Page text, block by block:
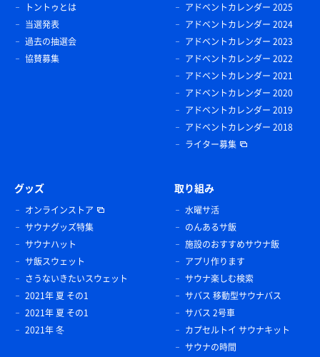
トントゥとは
当選発表
過去の抽選会
協賛募集
アドベントカレンダー 2025
アドベントカレンダー 2024
アドベントカレンダー 2023
アドベントカレンダー 2022
アドベントカレンダー 2021
アドベントカレンダー 2020
アドベントカレンダー 2019
アドベントカレンダー 2018
ライター募集
グッズ
オンラインストア
サウナグッズ特集
サウナハット
サ飯スウェット
さうないきたいスウェット
2021年 夏 その1
2021年 夏 その1
2021年 冬
取り組み
水曜サ活
のんあるサ飯
施設のおすすめサウナ飯
アプリ作ります
サウナ楽しむ検索
サバス 移動型サウナバス
サバス 2号車
カプセルトイ サウナキット
サウナの時間